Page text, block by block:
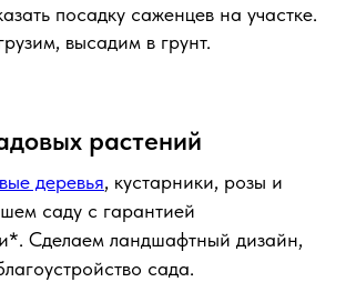
посадку саженцев на участке.
высадим в грунт.
растений
деревья, кустарники, розы и
саду с гарантией
Сделаем ландшафтный дизайн,
сада.